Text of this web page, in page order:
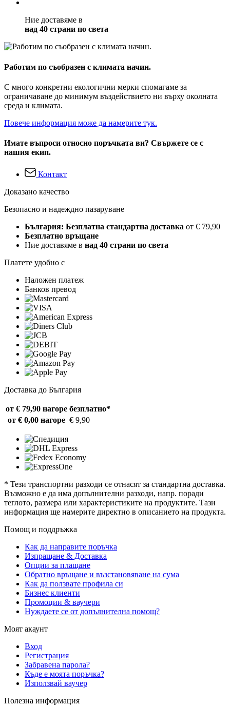
Ние доставяме в
над 40 страни по света
Работим по съобразен с климата начин.
С много конкретни екологични мерки спомагаме за
ограничаване до минимум въздействието ни върху околната
среда и климата.
Повече информация може да намерите тук.
Имате въпроси относно поръчката ви? Свържете се с
нашия екип.
Контакт
Доказано качество
Безопасно и надеждно пазаруване
България: Безплатна стандартна доставка от € 79,90
Безплатно връщане
Ние доставяме в над 40 страни по света
Платете удобно с
Наложен платеж
Банков превод
Доставка до България
от € 79,90 нагоре безплатно*
от € 0,00 нагоре € 9,90
* Тези транспортни разходи се отнасят за стандартна доставка.
Възможно е да има допълнителни разходи, напр. поради
теглото, размера или характеристиките на продуктите. Тази
информация ще намерите директно в описанието на продукта.
Помощ и поддръжка
Как да направите поръчка
Изпращане & Доставка
Опции за плащане
Обратно връщане и възстановяване на сума
Как да ползвате профила си
Бизнес клиенти
Промоции & ваучери
Нуждаете се от допълнителна помощ?
Моят акаунт
Вход
Регистрация
Забравена парола?
Къде е моята поръчка?
Използвай ваучер
Полезна информация